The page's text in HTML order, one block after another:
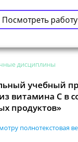
Посмотреть работу
дисциплины
учебный
витамина С в
продуктов»
полнотекстовая